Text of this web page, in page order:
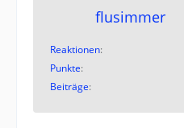
flusimmer
Reaktionen
Punkte
Beiträge